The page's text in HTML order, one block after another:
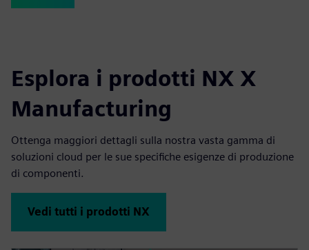
Esplora i prodotti NX X
Manufacturing
Ottenga maggiori dettagli sulla nostra vasta gamma di
soluzioni cloud per le sue specifiche esigenze di produzione
di componenti.
Vedi tutti i prodotti NX